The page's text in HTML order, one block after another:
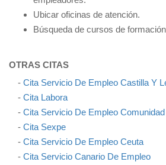
Ubicar oficinas de atención.
Búsqueda de cursos de
OTRAS CITAS
- Cita Servicio De Empleo Castilla Y
- Cita Labora
- Cita Servicio De Empleo
- Cita Sexpe
- Cita Servicio De Empleo Ceuta
- Cita Servicio Canario De Empleo